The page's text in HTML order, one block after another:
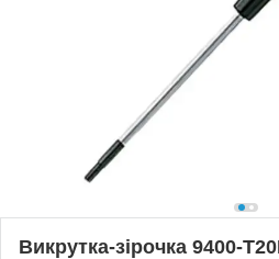
Викрутка-зірочка 9400-